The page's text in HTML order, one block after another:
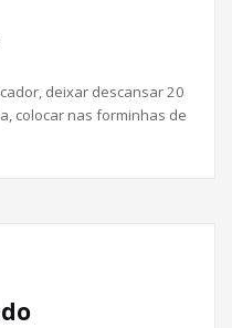
deixar descansar 20
colocar nas forminhas de